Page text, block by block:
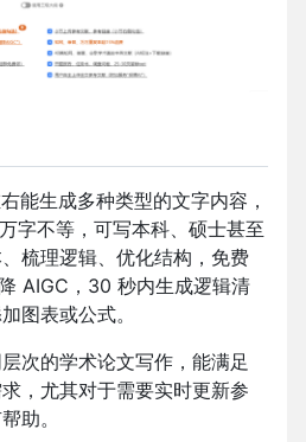
能生成多种类型的文字内容，
字不等，可写本科、硕士甚至
梳理逻辑、优化结构，免费
AIGC，30 秒内生成逻辑清
图表或公式。
层次的学术论文写作，能满足
，尤其对于需要实时更新参
助。